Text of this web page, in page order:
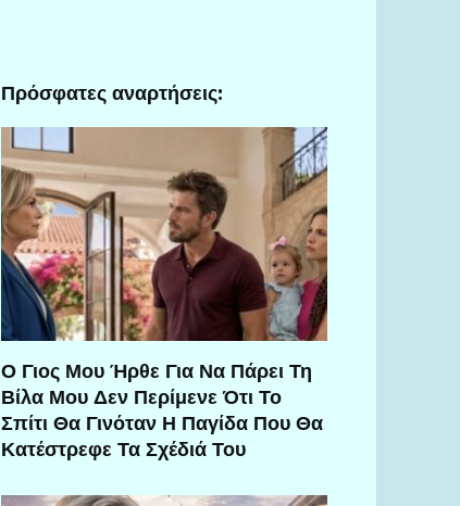
Πρόσφατες αναρτήσεις:
Ο Γιος Μου Ήρθε Για Να Πάρει Τη
Βίλα Μου Δεν Περίμενε Ότι Το
Σπίτι Θα Γινόταν Η Παγίδα Που Θα
Κατέστρεφε Τα Σχέδιά Του